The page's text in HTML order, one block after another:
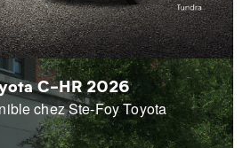
C-HR 2026
chez Ste-Foy Toyota